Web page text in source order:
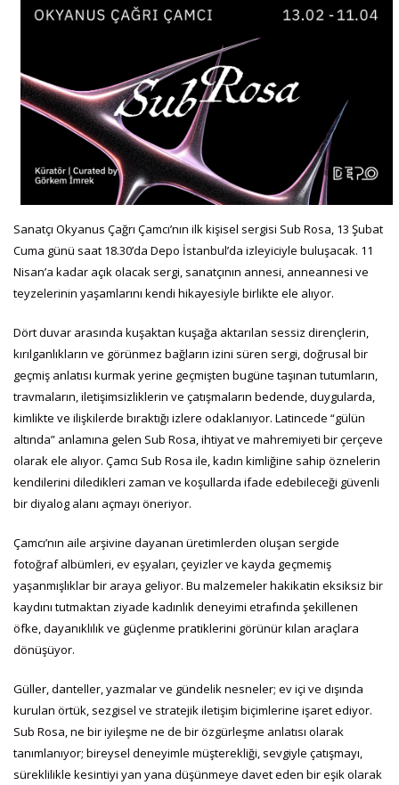
Sanatçı Okyanus Çağrı Çamcı’nın ilk kişisel sergisi Sub Rosa, 13 Şubat
Cuma günü saat 18.30’da Depo İstanbul’da izleyiciyle buluşacak. 11
Nisan’a kadar açık olacak sergi, sanatçının annesi, anneannesi ve
teyzelerinin yaşamlarını kendi hikayesiyle birlikte ele alıyor.
Dört duvar arasında kuşaktan kuşağa aktarılan sessiz dirençlerin,
kırılganlıkların ve görünmez bağların izini süren sergi, doğrusal bir
geçmiş anlatısı kurmak yerine geçmişten bugüne taşınan tutumların,
travmaların, iletişimsizliklerin ve çatışmaların bedende, duygularda,
kimlikte ve ilişkilerde bıraktığı izlere odaklanıyor. Latincede “gülün
altında” anlamına gelen Sub Rosa, ihtiyat ve mahremiyeti bir çerçeve
olarak ele alıyor. Çamcı Sub Rosa ile, kadın kimliğine sahip öznelerin
kendilerini diledikleri zaman ve koşullarda ifade edebileceği güvenli
bir diyalog alanı açmayı öneriyor.
Çamcı’nın aile arşivine dayanan üretimlerden oluşan sergide
fotoğraf albümleri, ev eşyaları, çeyizler ve kayda geçmemiş
yaşanmışlıklar bir araya geliyor. Bu malzemeler hakikatin eksiksiz bir
kaydını tutmaktan ziyade kadınlık deneyimi etrafında şekillenen
öfke, dayanıklılık ve güçlenme pratiklerini görünür kılan araçlara
dönüşüyor.
Güller, danteller, yazmalar ve gündelik nesneler; ev içi ve dışında
kurulan örtük, sezgisel ve stratejik iletişim biçimlerine işaret ediyor.
Sub Rosa, ne bir iyileşme ne de bir özgürleşme anlatısı olarak
tanımlanıyor; bireysel deneyimle müşterekliği, sevgiyle çatışmayı,
süreklilikle kesintiyi yan yana düşünmeye davet eden bir eşik olarak